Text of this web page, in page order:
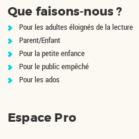
grandiose, un
voyag...
Que faisons-nous ?
Pour les adultes éloignés de la lecture
Parent/Enfant
Pour la petite enfance
Pour le public empêché
Pour les ados
Espace Pro